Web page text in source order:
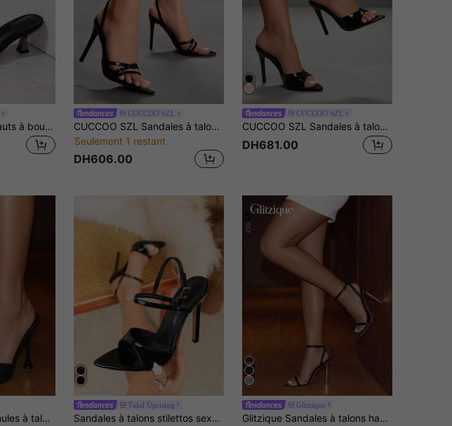
SHEIN BAE Talons hauts à bout ouvert élégants et pour femmes, sandales à talons aiguilles à motifs noirs, blancs, floraux et en dentelle. Nouvelles arrivées printemps/été, convient pour mariage extérieur, fête, maison, pantoufles sexy
CUCCOO SZL
CUCCOO SZL Sandales à talons pour femmes
Seulement 1 restant
DH606.00
CUCCOO SZL
CUCCOO SZL Sandales à talons hauts à bout pointu à la mode pour femmes, été
DH681.00
Glitzique Sandales mules à talons hauts à bout pointu avec décor de pyramide noire pour femmes, sandales à talons hauts glamour pour soirée
Tidal Uprising
Sandales à talons stilettos sexy pour femmes grandes tailles, sandales à talons hauts élégantes et polyvalentes pour soirées décontractées, sandales à talons hauts stilettos sexy et pour soirées, sandales à talons stilettos confortables pour la marche pour femmes
Glitzique
Glitzique Sandales à talons hauts dorées avec pointe fine, en satin noir, pour tenue de soirée. Accessoires de mode pour femmes, tenues printemps-été